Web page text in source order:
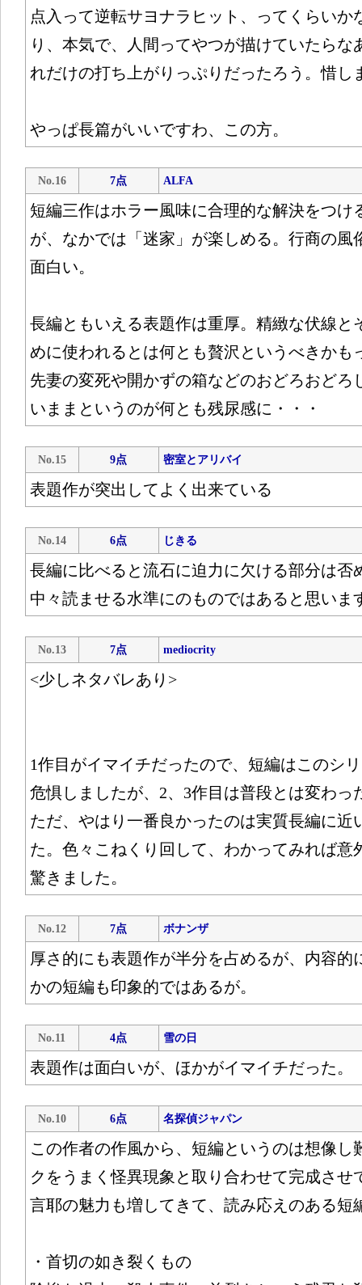
点入って逆転サヨナラヒット、ってくらいか
り、本気で、人間ってやつが描けていたらな
れだけの打ち上がりっぷりだったろう。惜し
やっぱ長篇がいいですわ、この方。
No.16 7点 ALFA
短編三作はホラー風味に合理的な解決をつけ
が、なかでは「迷家」が楽しめる。行商の風
面白い。
長編ともいえる表題作は重厚。精緻な伏線と
めに使われるとは何とも贅沢というべきかも
先妻の変死や開かずの箱などのおどろおどろ
いままというのが何とも残尿感に・・・
No.15 9点 密室とアリバイ
表題作が突出してよく出来ている
No.14 6点 じきる
長編に比べると流石に迫力に欠ける部分は否
中々読ませる水準にのものではあると思いま
No.13 7点 mediocrity
<少しネタバレあり>
1作目がイマイチだったので、短編はこのシ
危惧しましたが、2、3作目は普段とは変わっ
ただ、やはり一番良かったのは実質長編に近
た。色々こねくり回して、わかってみれば意
驚きました。
No.12 7点 ボナンザ
厚さ的にも表題作が半分を占めるが、内容的
かの短編も印象的ではあるが。
No.11 4点 雪の日
表題作は面白いが、ほかがイマイチだった。
No.10 6点 名探偵ジャパン
この作者の作風から、短編というのは想像し
クをうまく怪異現象と取り合わせて完成させ
言耶の魅力も増してきて、読み応えのある短
・首切の如き裂くもの